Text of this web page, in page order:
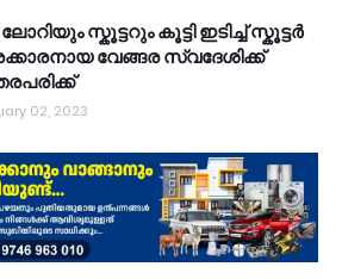
ലോറിയും സ്കൂട്ടറും കൂട്ടി ഇടിച്ച് സ്കൂട്ടർ
വേങ്ങര സ്വദേശിക്ക്
02, 2023